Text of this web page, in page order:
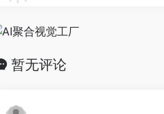
暂无评论